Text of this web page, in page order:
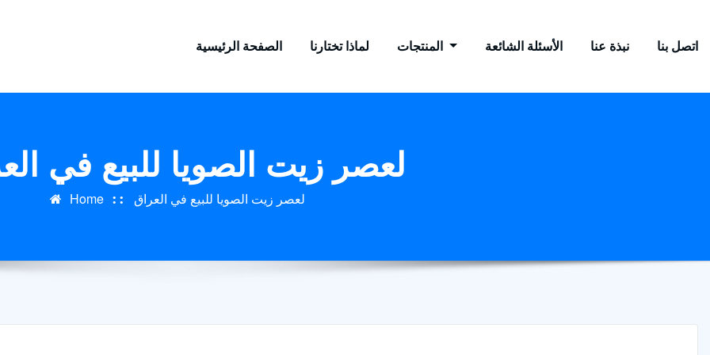
الصفحة الرئيسية لماذا تختارنا الأسئلة الشائعة نبذة عنا اتصل بنا
لعصر زيت الصويا للبيع في
Home لعصر زيت الصويا للبيع في العراق